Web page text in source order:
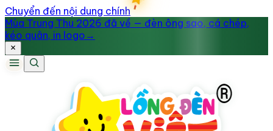
Chuyển đến nội dung chính
Mùa Trung Thu 2026 đã về — đèn ông sao, cá chép,
kéo quân, in logo →